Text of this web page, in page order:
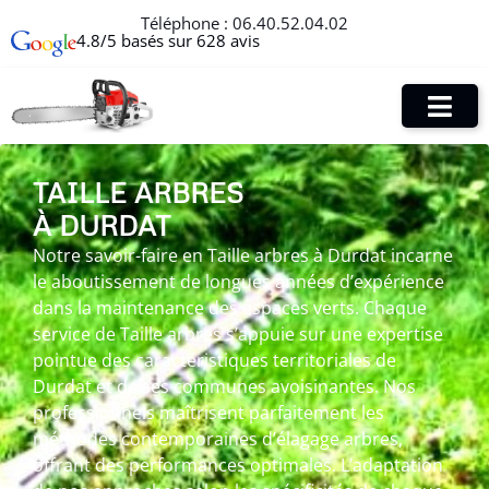
Téléphone : 06.40.52.04.02
4.8/5 basés sur 628 avis
TAILLE ARBRES
À DURDAT
Notre savoir-faire en Taille arbres à Durdat incarne
le aboutissement de longues années d’expérience
dans la maintenance des espaces verts. Chaque
service de Taille arbres s’appuie sur une expertise
pointue des caractéristiques territoriales de
Durdat et de ses communes avoisinantes. Nos
professionnels maîtrisent parfaitement les
méthodes contemporaines d’élagage arbres,
offrant des performances optimales. L’adaptation